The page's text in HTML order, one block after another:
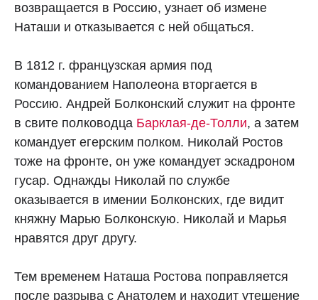
возвращается в Россию, узнает об измене
Наташи и отказывается с ней общаться.
В 1812 г. французская армия под
командованием Наполеона вторгается в
Россию. Андрей Болконский служит на фронте
в свите полководца Барклая-де-Толли, а затем
командует егерским полком. Николай Ростов
тоже на фронте, он уже командует эскадроном
гусар. Однажды Николай по службе
оказывается в имении Болконских, где видит
княжну Марью Болконскую. Николай и Марья
нравятся друг другу.
Тем временем Наташа Ростова поправляется
после разрыва с Анатолем и находит утешение